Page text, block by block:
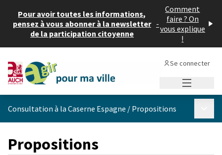
Pour avoir toutes les informations,
pensez à vous abonner à la newsletter
de la participation citoyenne
-
Comment
faire ? On
vous explique
!
Se connecter
Consultation à la Caserne Espagne / Propositions
Propositions